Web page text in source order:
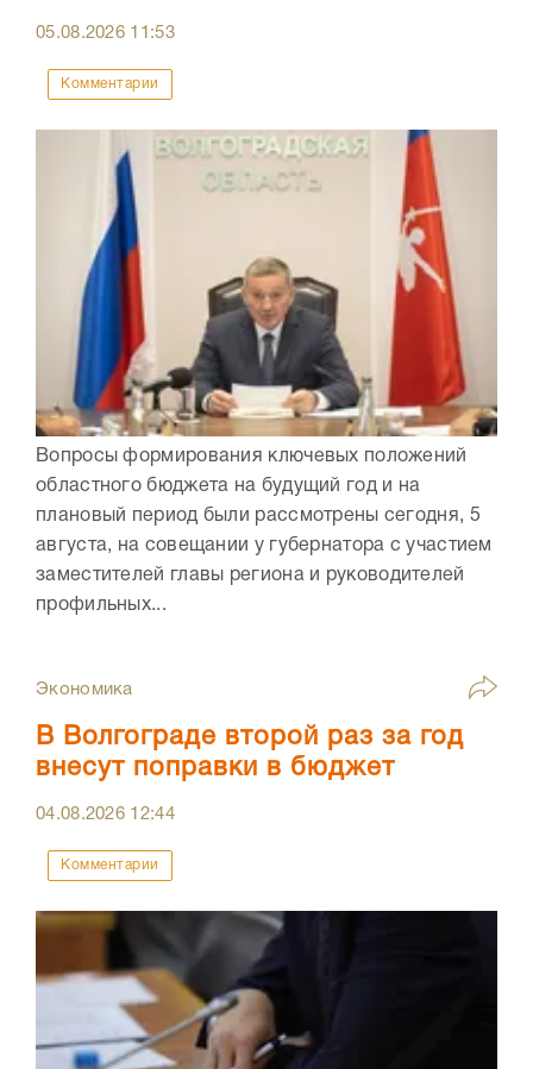
05.08.2026 11:53
Комментарии
Вопросы формирования ключевых положений
областного бюджета на будущий год и на
плановый период были рассмотрены сегодня, 5
августа, на совещании у губернатора с участием
заместителей главы региона и руководителей
профильных...
Экономика
В Волгограде второй раз за год
внесут поправки в бюджет
04.08.2026 12:44
Комментарии